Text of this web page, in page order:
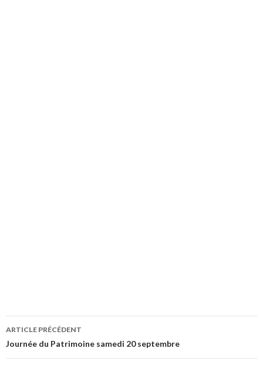
Navigation
des
ARTICLE PRÉCÉDENT
Journée du Patrimoine samedi 20 septembre